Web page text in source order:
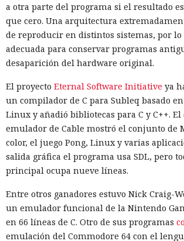
a otra parte del programa si el resultado
que cero. Una arquitectura
de reproducir en distintos sistemas, por
adecuada para conservar programas
desaparición del hardware original.
El proyecto Eternal Software Initiative ya
un compilador de C para Subleq basado
Linux y añadió bibliotecas para C y C++.
emulador de Cable mostró el conjunto de
color, el juego Pong, Linux y varias
salida gráfica el programa usa SDL, pero
principal ocupa nueve líneas.
Entre otros ganadores estuvo Nick Craig-
un emulador funcional de la Nintendo
en 66 líneas de C. Otro de sus programas
emulación del Commodore 64 con el